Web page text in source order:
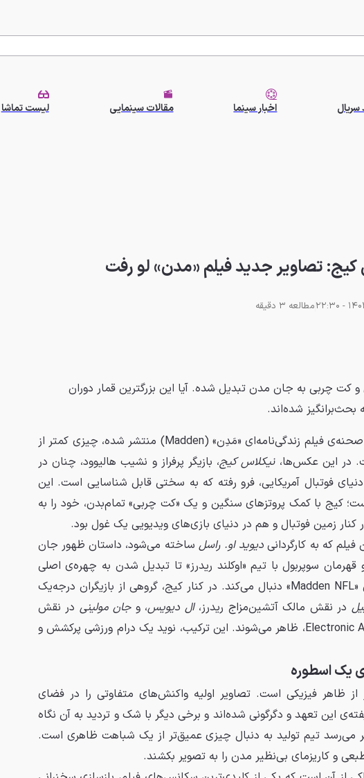
اخبار سینما مقالات سینمایی لیست تماشا
کیج: تصاویر جدید فیلم «مدن» لو رفت
مطالعه 3 دقیقه
کت چربی به جان مدن تبدیل شده. آیا این بزرگترین قمار دوران
بحث‌برانگیز شده‌اند.
تصاویر جدیدی که از پشت صحنه‌ی فیلم زندگی‌نامه‌ای «مَدِن» (Madden) منتشر شده، چیزی کمتر از
در این عکس‌ها،نیکلاس کیج، بازیگر پرفراز و نشیب هالیوود، چنان در
فوتبال آمریکایی، فرو رفته که به سختی قابل شناسایی است. این
کیج با کمک پروتزهای سنگین و یک «کت چربی» تمام‌بدن، خود را به
کنار زمین فوتبال و هم در دنیای بازی‌های ویدیویی یک غول بود.
فیلم که به کارگردانی دیوید او. راسل ساخته می‌شود، داستان ظهور جان
سوپربول با تیم «اوکلند ریدرز» تا تبدیل شدن به چهره‌ی اصلی
امپراتوری بازی‌های ویدیویی «Madden NFL» دنبال می‌کند. در کنار کیج، گروهی از بازیگران درجه‌یک
در نقش مالک آتشین‌مزاج ریدرز،ال دیویس، وجان مولینی در نقش
، بنیان‌گذار Electronic Arts، ظاهر می‌شوند. این ترکیب، نوید یک درام ورزشی پرکشش و
یک اسطوره
ظاهر فیزیکی است. تصاویر اولیه واکنش‌های متفاوتی را در فضای
این تعهد و دگرگونی شده‌اند و برخی دیگر با شک و تردید به آن نگاه
می‌رسد تیم تولید به دنبال چیزی عمیق‌تر از یک شباهت ظاهری است.
و کاریزمای بی‌نظیر مدن را به تصویر بکشند.